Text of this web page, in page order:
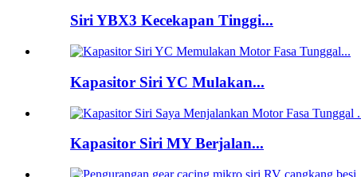
Siri YBX3 Kecekapan Tinggi...
Kapasitor Siri YC Mulakan...
Kapasitor Siri MY Berjalan...